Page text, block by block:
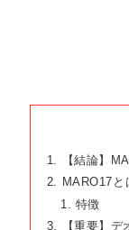
【結論】
MARO17と
特徴
【重要】